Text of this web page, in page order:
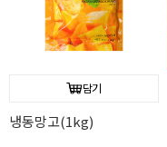
담기
냉동망고(1kg)